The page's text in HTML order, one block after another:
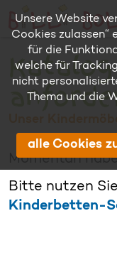
Unser
Momentan
Bitte nutzen
Kinderbetten-
Unsere Website
Cookies zulassen“
für die
welche für
nicht
Thema und die
alle Cookies